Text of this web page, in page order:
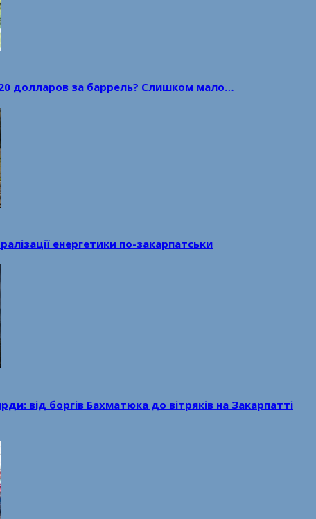
долларов за баррель? Слишком мало…
енергетики по-закарпатськи
від боргів Бахматюка до вітряків на Закарпатті